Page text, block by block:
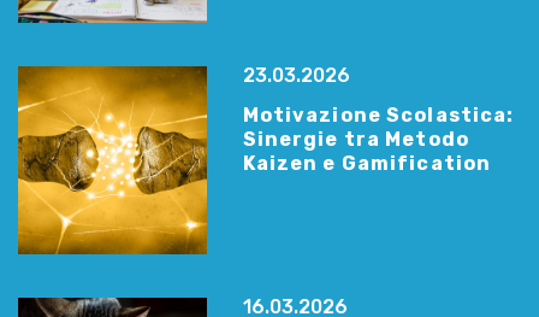
23.03.2026
Motivazione Scolastica:
Sinergie tra Metodo
Kaizen e Gamification
16.03.2026